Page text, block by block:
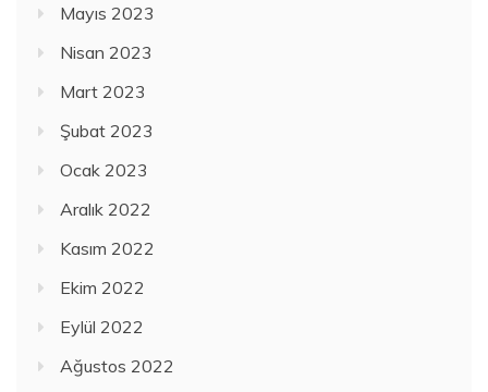
Mayıs 2023
Nisan 2023
Mart 2023
Şubat 2023
Ocak 2023
Aralık 2022
Kasım 2022
Ekim 2022
Eylül 2022
Ağustos 2022